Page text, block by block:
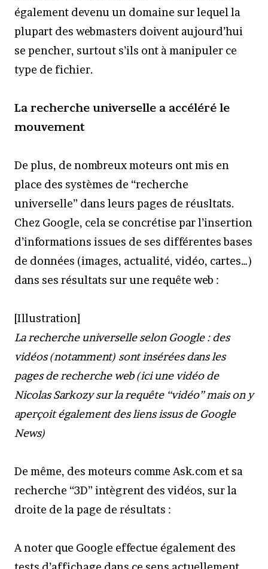
également devenu un domaine sur lequel la
plupart des webmasters doivent aujourd’hui
se pencher, surtout s’ils ont à manipuler ce
type de fichier.
La recherche universelle a accéléré le
mouvement
De plus, de nombreux moteurs ont mis en
place des systèmes de “recherche
universelle” dans leurs pages de réusltats.
Chez Google, cela se concrétise par l’insertion
d’informations issues de ses différentes bases
de données (images, actualité, vidéo, cartes…)
dans ses résultats sur une requête web :
[Illustration]
La recherche universelle selon Google : des
vidéos (notamment) sont insérées dans les
pages de recherche web (ici une vidéo de
Nicolas Sarkozy sur la requête “vidéo” mais on y
aperçoit également des liens issus de Google
News)
De même, des moteurs comme Ask.com et sa
recherche “3D” intègrent des vidéos, sur la
droite de la page de résultats :
A noter que Google effectue également des